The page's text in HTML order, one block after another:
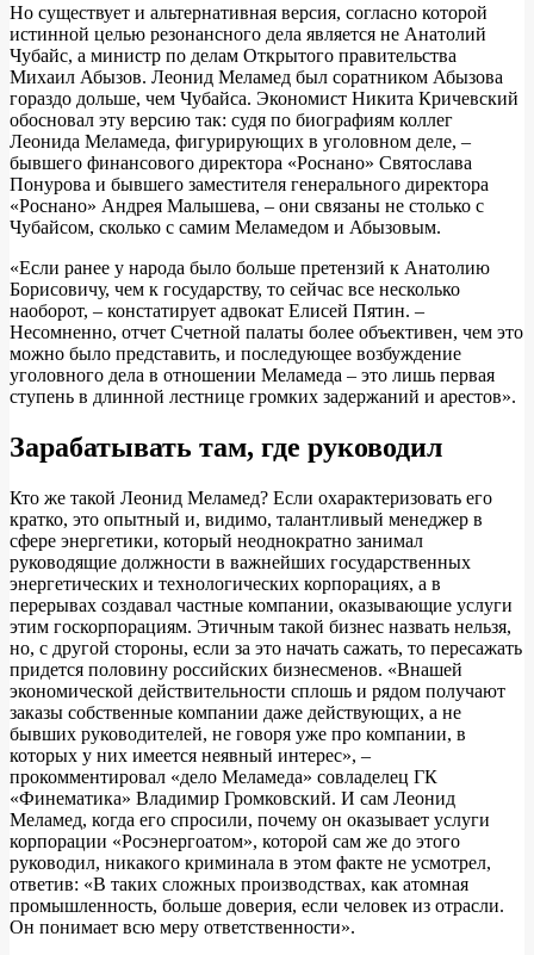
Но существует и альтернативная версия, согласно которой
истинной целью резонансного дела является не Анатолий
Чубайс, а министр по делам Открытого правительства
Михаил Абызов. Леонид Меламед был соратником Абызова
гораздо дольше, чем Чубайса. Экономист Никита Кричевский
обосновал эту версию так: судя по биографиям коллег
Леонида Меламеда, фигурирующих в уголовном деле, –
бывшего финансового директора «Роснано» Святослава
Понурова и бывшего заместителя генерального директора
«Роснано» Андрея Малышева, – они связаны не столько с
Чубайсом, сколько с самим Меламедом и Абызовым.
«Если ранее у народа было больше претензий к Анатолию
Борисовичу, чем к государству, то сейчас все несколько
наоборот, – констатирует адвокат Елисей Пятин. –
Несомненно, отчет Счетной палаты более объективен, чем это
можно было представить, и последующее возбуждение
уголовного дела в отношении Меламеда – это лишь первая
ступень в длинной лестнице громких задержаний и арестов».
Зарабатывать там, где руководил
Кто же такой Леонид Меламед? Если охарактеризовать его
кратко, это опытный и, видимо, талантливый менеджер в
сфере энергетики, который неоднократно занимал
руководящие должности в важнейших государственных
энергетических и технологических корпорациях, а в
перерывах создавал частные компании, оказывающие услуги
этим госкорпорациям. Этичным такой бизнес назвать нельзя,
но, с другой стороны, если за это начать сажать, то пересажать
придется половину российских бизнесменов. «Внашей
экономической действительности сплошь и рядом получают
заказы собственные компании даже действующих, а не
бывших руководителей, не говоря уже про компании, в
которых у них имеется неявный интерес», –
прокомментировал «дело Меламеда» совладелец ГК
«Финематика» Владимир Громковский. И сам Леонид
Меламед, когда его спросили, почему он оказывает услуги
корпорации «Росэнергоатом», которой сам же до этого
руководил, никакого криминала в этом факте не усмотрел,
ответив: «В таких сложных производствах, как атомная
промышленность, больше доверия, если человек из отрасли.
Он понимает всю меру ответственности».